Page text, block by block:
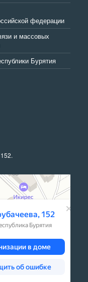
федерации
и массовых
Бурятия